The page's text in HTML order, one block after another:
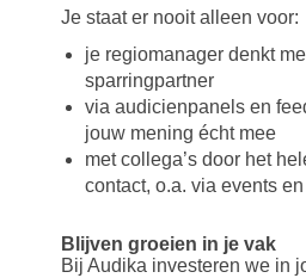
Je staat er nooit alleen voor:
je regiomanager denkt
sparringpartner
via audicienpanels en
jouw mening écht mee
met collega’s door het
contact, o.a. via events
Blijven groeien in je vak
Bij Audika investeren we in